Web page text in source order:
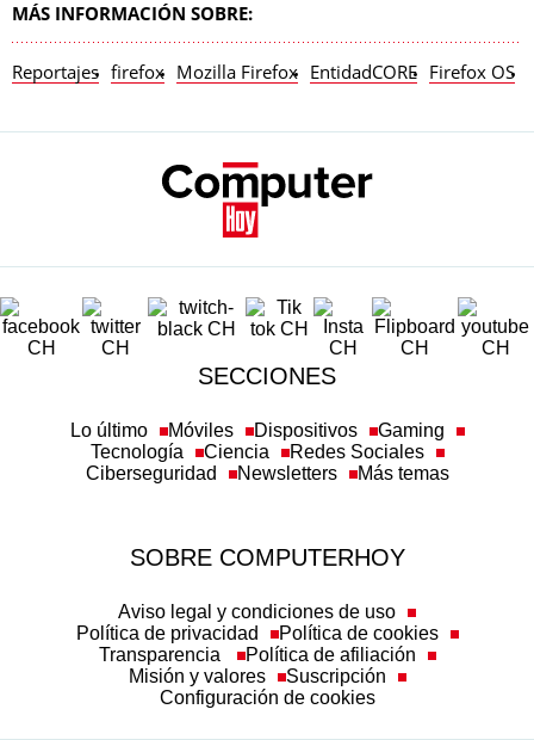
MÁS INFORMACIÓN SOBRE:
Reportajes firefox Mozilla Firefox EntidadCORE Firefox OS
SECCIONES
Lo último Móviles Dispositivos
Gaming
Tecnología
Ciencia
Redes Sociales
Ciberseguridad
Newsletters Más temas
SOBRE COMPUTERHOY
Aviso legal y condiciones de uso
Política de privacidad
Política de cookies
Transparencia
Política de afiliación
Misión y valores
Suscripción
Configuración de cookies